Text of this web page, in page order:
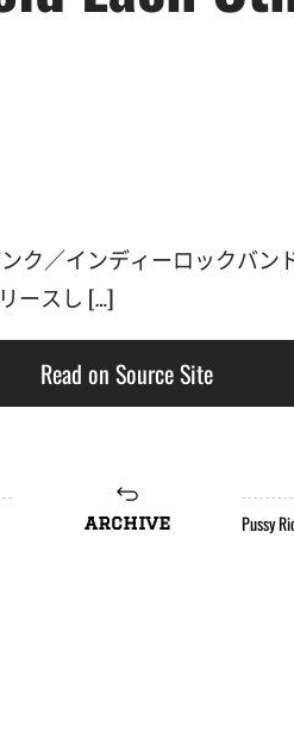
／インディーロックバンド
リースし […]
Read on Source Site
archive
Pussy